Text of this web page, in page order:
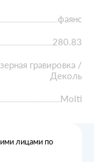
лицами по
фаянс
280.83
гравировка /
Деколь
Molti